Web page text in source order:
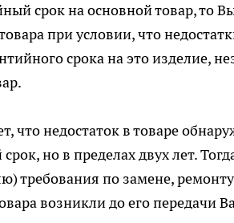
срок на основной товар, то
при условии, что
срока на это изделие,
что недостаток в товаре
но в пределах двух лет.
требования по замене,
возникли до его